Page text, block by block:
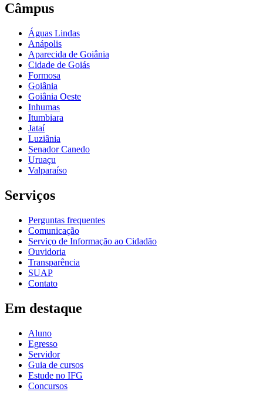
Câmpus
Águas Lindas
Anápolis
Aparecida de Goiânia
Cidade de Goiás
Formosa
Goiânia
Goiânia Oeste
Inhumas
Itumbiara
Jataí
Luziânia
Senador Canedo
Uruaçu
Valparaíso
Serviços
Perguntas frequentes
Comunicação
Serviço de Informação ao Cidadão
Ouvidoria
Transparência
SUAP
Contato
Em destaque
Aluno
Egresso
Servidor
Guia de cursos
Estude no IFG
Concursos